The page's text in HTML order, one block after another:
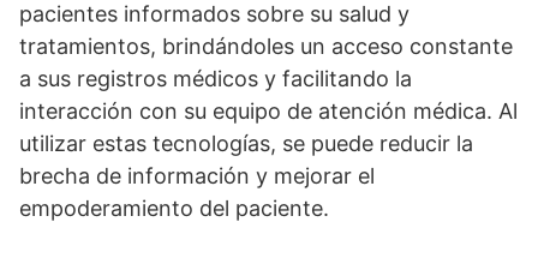
pacientes informados sobre su salud y
tratamientos, brindándoles un acceso constante
a sus registros médicos y facilitando la
interacción con su equipo de atención médica. Al
utilizar estas tecnologí­as, se puede reducir la
brecha de información y mejorar el
empoderamiento del paciente.